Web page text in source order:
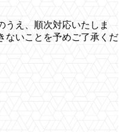
うえ、順次対応いたしま
ないことを予めご了承くだ